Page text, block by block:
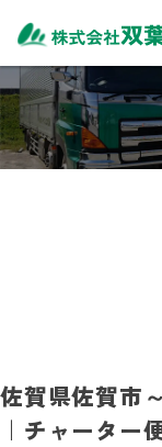
TOP
サービス内容
佐賀県佐賀市
｜チャーター